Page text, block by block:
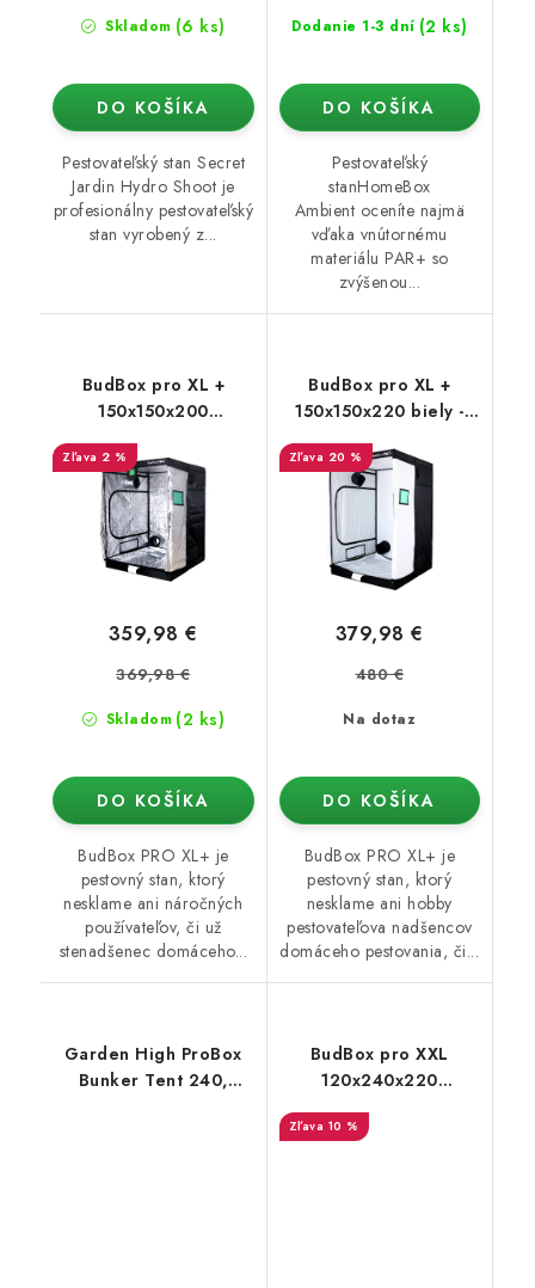
Skladom (6 ks)
DO KOŠÍKA
Pestovateľský stan Secret
Jardin Hydro Shoot je
profesionálny pestovateľský
stan vyrobený z...
Dodanie 1-3 dní (2 ks)
DO KOŠÍKA
Pestovateľský
stanHomeBox
Ambient oceníte najmä
vďaka vnútornému
materiálu PAR+ so
zvýšenou...
BudBox pro XL +
150x150x200
strieborný - rastové
stan
2 %
Skladom (2 ks)
359,98 €
369,98 €
DO KOŠÍKA
BudBox PRO XL+ je
pestovný stan, ktorý
nesklame ani náročných
používateľov, či už
stenadšenec domáceho...
BudBox pro XL +
150x150x220 biely -
vyššia verzia
20 %
Na dotaz
379,98 €
480 €
DO KOŠÍKA
BudBox PRO XL+ je
pestovný stan, ktorý
nesklame ani hobby
pestovateľova nadšencov
domáceho pestovania, či...
Garden High ProBox
Bunker Tent 240,
BudBox pro XXL
120x240x220
verzia
10 %